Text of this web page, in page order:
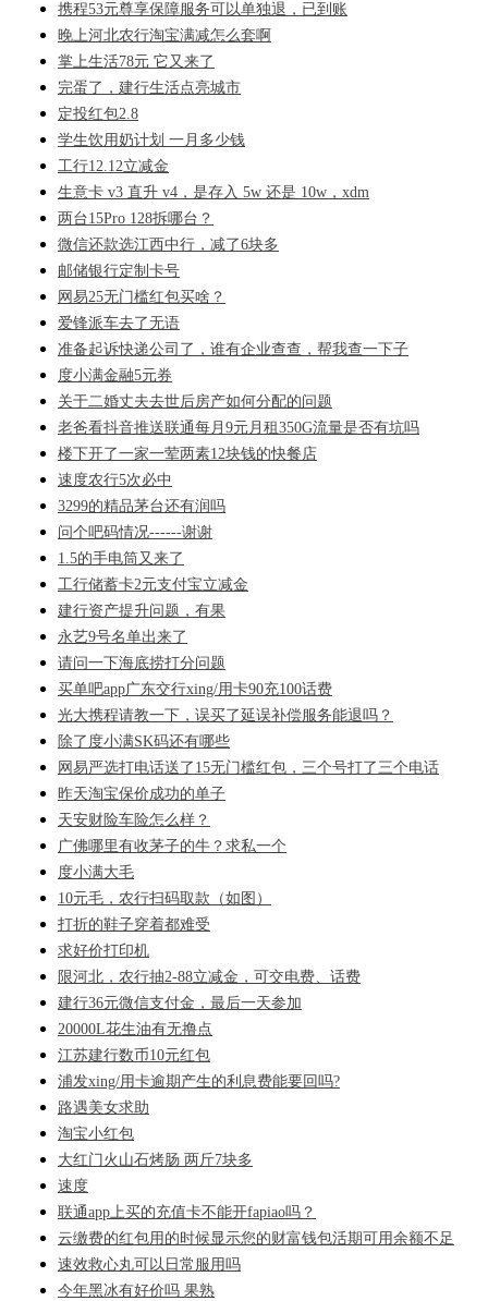
携程53元尊享保障服务可以单独退，已到账
晚上河北农行淘宝满减怎么套啊
掌上生活78元 它又来了
完蛋了，建行生活点亮城市
定投红包2.8
学生饮用奶计划 一月多少钱
工行12.12立减金
生意卡 v3 直升 v4，是存入 5w 还是 10w，xdm
两台15Pro 128拆哪台？
微信还款选江西中行，减了6块多
邮储银行定制卡号
网易25无门槛红包买啥？
爱锋派车去了无语
准备起诉快递公司了，谁有企业查查，帮我查一下子
度小满金融5元券
关于二婚丈夫去世后房产如何分配的问题
老爸看抖音推送联通每月9元月租350G流量是否有坑吗
楼下开了一家一荤两素12块钱的快餐店
速度农行5次必中
3299的精品茅台还有润吗
问个吧码情况------谢谢
1.5的手电筒又来了
工行储蓄卡2元支付宝立减金
建行资产提升问题，有果
永艺9号名单出来了
请问一下海底捞打分问题
买单吧app广东交行xing/用卡90充100话费
光大携程请教一下，误买了延误补偿服务能退吗？
除了度小满SK码还有哪些
网易严选打电话送了15无门槛红包，三个号打了三个电话
昨天淘宝保价成功的单子
天安财险车险怎么样？
广佛哪里有收茅子的牛？求私一个
度小满大毛
10元毛，农行扫码取款（如图）
打折的鞋子穿着都难受
求好价打印机
限河北，农行抽2-88立减金，可交电费、话费
建行36元微信支付金，最后一天参加
20000L花生油有无撸点
江苏建行数币10元红包
浦发xing/用卡逾期产生的利息费能要回吗?
路遇美女求助
淘宝小红包
大红门火山石烤肠 两斤7块多
速度
联通app上买的充值卡不能开fapiao吗？
云缴费的红包用的时候显示您的财富钱包活期可用余额不足
速效救心丸可以日常服用吗
今年黑冰有好价吗 果熟